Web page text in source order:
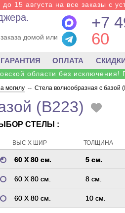
15 августа на все заказы с
домой или
+7
60
ГАРАНТИЯ ОПЛАТА
области без исключения!
могилу -- Стела волнообразная с базой
(B223)
СТЕЛЫ :
ВЫС Х ШИР ТОЛЩИНА
60 Х 80 см. 5 см.
60 Х 80 см. 8 см.
60 Х 80 см. 10 см.